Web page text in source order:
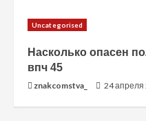
Uncategorised
Насколько опасен
впч 45
znakcomstva_ 24 апреля